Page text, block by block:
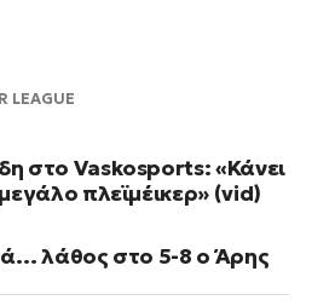
LEAGUE
στο Vaskosports: «Κάνει
πλεϊμέικερ» (vid)
λάθος στο 5-8 ο Άρης